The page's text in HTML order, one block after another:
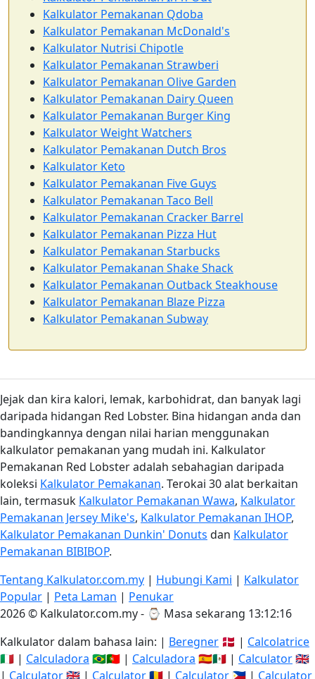
Kalkulator Pemakanan Qdoba
Kalkulator Pemakanan McDonald's
Kalkulator Nutrisi Chipotle
Kalkulator Pemakanan Strawberi
Kalkulator Pemakanan Olive Garden
Kalkulator Pemakanan Dairy Queen
Kalkulator Pemakanan Burger King
Kalkulator Weight Watchers
Kalkulator Pemakanan Dutch Bros
Kalkulator Keto
Kalkulator Pemakanan Five Guys
Kalkulator Pemakanan Taco Bell
Kalkulator Pemakanan Cracker Barrel
Kalkulator Pemakanan Pizza Hut
Kalkulator Pemakanan Starbucks
Kalkulator Pemakanan Shake Shack
Kalkulator Pemakanan Outback Steakhouse
Kalkulator Pemakanan Blaze Pizza
Kalkulator Pemakanan Subway
Jejak dan kira kalori, lemak, karbohidrat, dan banyak lagi
daripada hidangan Red Lobster. Bina hidangan anda dan
bandingkannya dengan nilai harian menggunakan
kalkulator pemakanan yang mudah ini. Kalkulator
Pemakanan Red Lobster adalah sebahagian daripada
koleksi Kalkulator Pemakanan. Terokai 30 alat berkaitan
lain, termasuk Kalkulator Pemakanan Wawa, Kalkulator
Pemakanan Jersey Mike's, Kalkulator Pemakanan IHOP,
Kalkulator Pemakanan Dunkin' Donuts dan Kalkulator
Pemakanan BIBIBOP.
Tentang Kalkulator.com.my | Hubungi Kami | Kalkulator
Popular | Peta Laman | Penukar
2026 © Kalkulator.com.my - ⌚ Masa sekarang 13:12:17
Kalkulator dalam bahasa lain: | Beregner 🇩🇰 | Calcolatrice
🇮🇹 | Calculadora 🇧🇷🇵🇹 | Calculadora 🇪🇸🇲🇽 | Calculator🇬🇧
| Calculator🇬🇧 | Calculator🇷🇴 | Calculator 🇵🇭 | Calculator